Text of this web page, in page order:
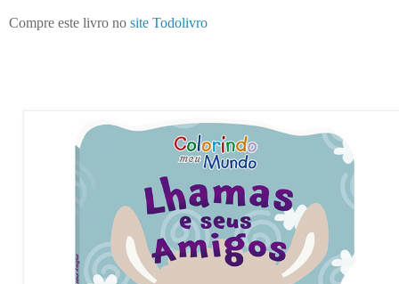
Compre este livro no site Todolivro